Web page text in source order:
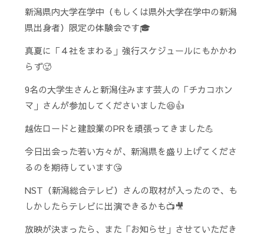
新潟県内大学在学中（もしくは県外大学在学中の新潟
県出身者）限定の体験会です🎓
真夏に「４社をまわる」強行スケジュールにもかかわ
らず🥵
9名の大学生さんと新潟住みます芸人の「チカコホン
マ」さんが参加してくださいました😆👍
越佐ロードと建設業のPRを頑張ってきました💪
今日出会った若い方々が、新潟県を盛り上げてくださ
るのを期待しています😘
NST（新潟総合テレビ）さんの取材が入ったので、も
しかしたらテレビに出演できるかも📺🎥
放映が決まったら、また「お知らせ」させていただき